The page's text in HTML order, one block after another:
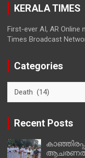
അഖില്‍ മാരാര്‍
KERALA TIMES
First-ever AI, AR Online
Times Broadcast
Categories
Recent Posts